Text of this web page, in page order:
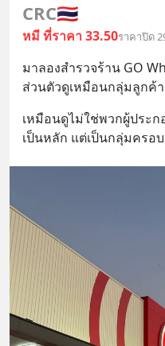
CRC🇹🇭
หมี ที่ราคา 33.50ราคาปิด
มาลองสำรวจร้าน GO
ส่วนตัวดูเหมือนกลุ่มลูกค้า
เหมือนดูไม่ใช่พวกผู้ประ
เป็นหลัก แต่เป็นกลุ่มครอ